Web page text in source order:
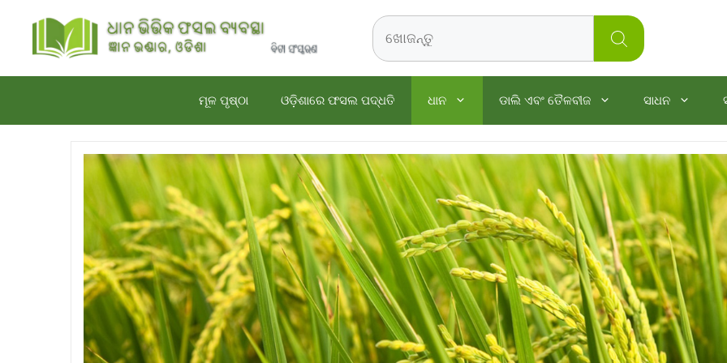
content
Search
ମୂଳ ପୃଷ୍ଠା ଓଡ଼ିଶାରେ ଫସଲ ପଦ୍ଧତି ଧାନ ଡାଲି ଏବଂ ତୈଳବୀଜ ସାଧନ